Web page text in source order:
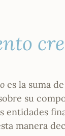
es la suma
su
entidades
manera